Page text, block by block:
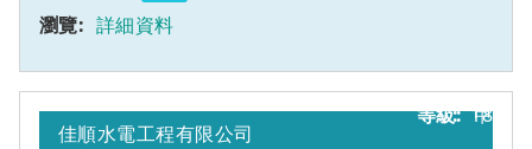
詳細資料
18
佳順水電工程有限公司
甲